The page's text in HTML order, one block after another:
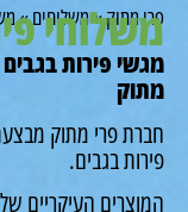
»משלוחים»משלוחי
פירות בגבים |
פרי מתוק מבצעת
בגבים.
העיקריים שלנו